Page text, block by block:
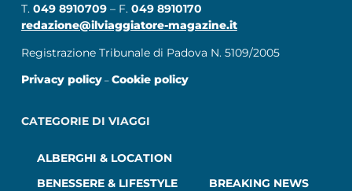
T. 049 8910709 – F. 049 8910170
redazione@ilviaggiatore-magazine.it
Registrazione Tribunale di Padova N. 5109/2005
Privacy policy– Cookie policy
CATEGORIE DI VIAGGI
ALBERGHI & LOCATION
BENESSERE & LIFESTYLE
BREAKING NEWS